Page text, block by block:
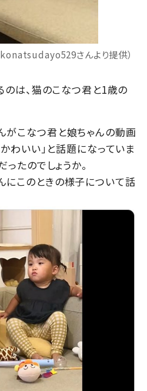
さんより提供）
のは、猫のこなつ君と1歳の
こなつ君と娘ちゃんの動画
わいい」と話題になっていま
たのでしょうか。
このときの様子について話